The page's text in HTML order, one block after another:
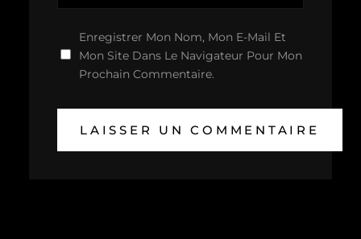
Enregistrer Mon Nom, Mon E-Mail Et
Mon Site Dans Le Navigateur Pour Mon
Prochain Commentaire.